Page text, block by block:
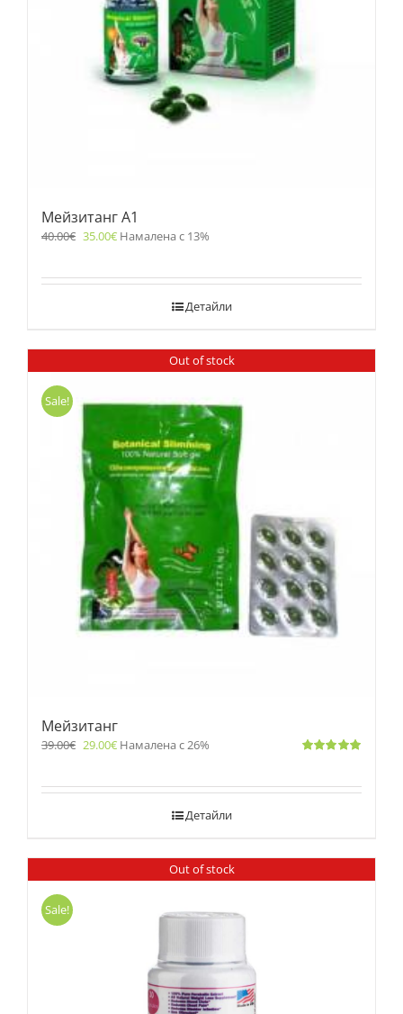
Мейзитанг A1
40.00€ 35.00€ Намалена с 13%
Детайли
Out of stock
Sale!
Мейзитанг
39.00€ 29.00€ Намалена с 26%
Детайли
Out of stock
Sale!